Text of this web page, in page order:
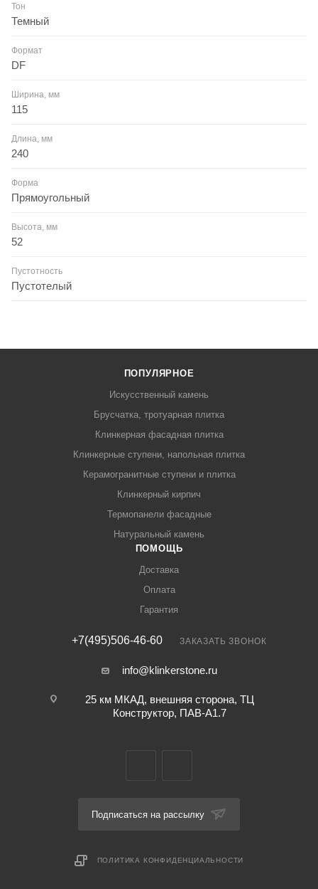
Тон
Темный
Формат
DF
Ширина, мм
115
Длина, мм
240
Форма
Прямоугольный
Высота, мм
52
Пустотность
Пустотелый
ПОПУЛЯРНОЕ
Искусственный камень
Брусчатка, тротуарная плитка
Клинкерная фасадная плитка
Клинкерные ступени, напольная плитка
Керамогранитные ступени и плитка
Клинкерный кирпич
Термопанели фасадные
Натуральный камень
ПОМОЩЬ
Доставка
Оплата
Гарантия
+7(495)506-46-60 ЗАКАЗАТЬ ЗВОНОК
info@klinkerstone.ru
25 км МКАД, внешняя сторона, ТЦ
Конструктор, ПАВ-А1.7
Подписаться на рассылку
ПОЛИТИКА КОНФИДЕНЦИАЛЬНОСТИ